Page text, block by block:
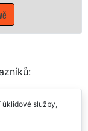
služby,